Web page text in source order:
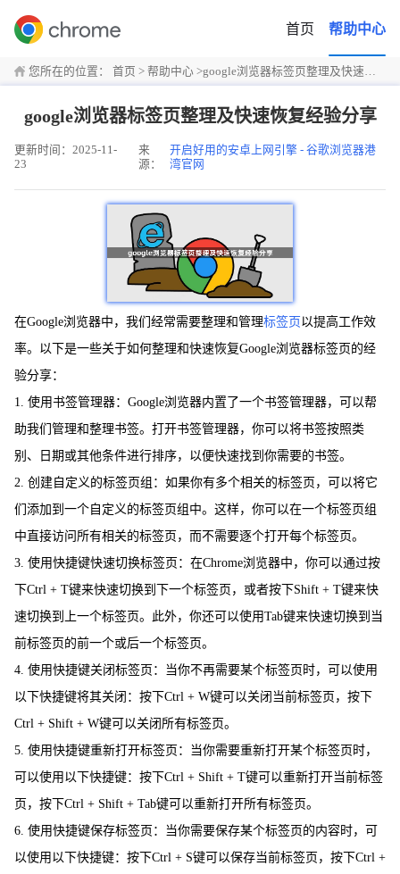
首页 帮助中心
您所在的位置： 首页 > 帮助中心 >google浏览器标签页整理及快速恢复经验分享
google浏览器标签页整理及快速恢复经验分享
更新时间：2025-11-
23
来
源：
开启好用的安卓上网引擎 - 谷歌浏览器港
湾官网
在Google浏览器中，我们经常需要整理和管理标签页 以提高工作效
率。以下是一些关于如何整理和快速恢复Google浏览器标签页的经
验分享：
1. 使用书签管理器：Google浏览器内置了一个书签管理器，可以帮
助我们管理和整理书签。打开书签管理器，你可以将书签按照类
别、日期或其他条件进行排序，以便快速找到你需要的书签。
2. 创建自定义的标签页组：如果你有多个相关的标签页，可以将它
们添加到一个自定义的标签页组中。这样，你可以在一个标签页组
中直接访问所有相关的标签页，而不需要逐个打开每个标签页。
3. 使用快捷键快速切换标签页：在Chrome浏览器中，你可以通过按
下Ctrl + T键来快速切换到下一个标签页，或者按下Shift + T键来快
速切换到上一个标签页。此外，你还可以使用Tab键来快速切换到当
前标签页的前一个或后一个标签页。
4. 使用快捷键关闭标签页：当你不再需要某个标签页时，可以使用
以下快捷键将其关闭：按下Ctrl + W键可以关闭当前标签页，按下
Ctrl + Shift + W键可以关闭所有标签页。
5. 使用快捷键重新打开标签页：当你需要重新打开某个标签页时，
可以使用以下快捷键：按下Ctrl + Shift + T键可以重新打开当前标签
页，按下Ctrl + Shift + Tab键可以重新打开所有标签页。
6. 使用快捷键保存标签页：当你需要保存某个标签页的内容时，可
以使用以下快捷键：按下Ctrl + S键可以保存当前标签页，按下Ctrl +